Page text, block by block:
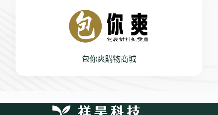
包你爽購物商城